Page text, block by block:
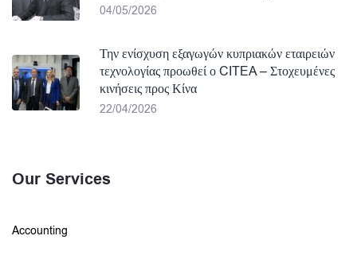
04/05/2026
Την ενίσχυση εξαγωγών κυπριακών εταιρειών
τεχνολογίας προωθεί ο CITEA – Στοχευμένες
κινήσεις προς Κίνα
22/04/2026
Our Services
Accounting